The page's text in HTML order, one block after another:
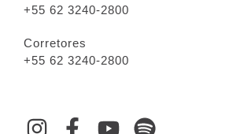
+55 62 3240-2800
Corretores
+55 62 3240-2800